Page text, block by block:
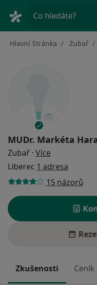
Co hledáte?
Hlavní Stránka Zubař
MUDr. Markéta
Zubař · Více
Liberec 1 adresa
15 názorů
Zkušenosti Ceník